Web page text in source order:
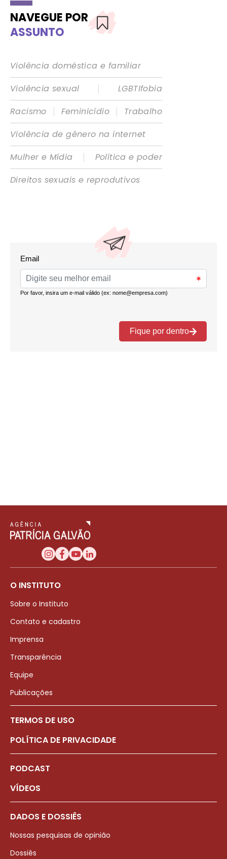
NAVEGUE POR
ASSUNTO
Violência doméstica e familiar
Violência sexual
|
LGBTIfobia
Racismo
| Feminicídio |
Trabalho
Violência de gênero na internet
Mulher e Mídia
|
Política e poder
Direitos sexuais e reprodutivos
O INSTITUTO
Sobre o Instituto
Contato e cadastro
Imprensa
Transparência
Equipe
Publicações
TERMOS DE USO
POLÍTICA DE PRIVACIDADE
PODCAST
VÍDEOS
DADOS E DOSSIÊS
Nossas pesquisas de opinião
Dossiês